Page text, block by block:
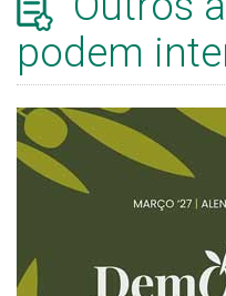
podem